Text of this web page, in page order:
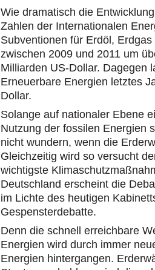
Wie dramatisch die
Zahlen der Internationalen
Subventionen für Erdöl,
zwischen 2009 und 2011 um
Milliarden US-Dollar. Dagegen
Erneuerbare Energien letztes
Dollar.
Solange auf nationaler Ebene
Nutzung der fossilen Energien
nicht wundern, wenn die
Gleichzeitig wird so versucht
wichtigste
Deutschland erscheint die
im Lichte des heutigen
Gespensterdebatte.
Denn die schnell erreichbare
Energien wird durch immer
Energien hintergangen.